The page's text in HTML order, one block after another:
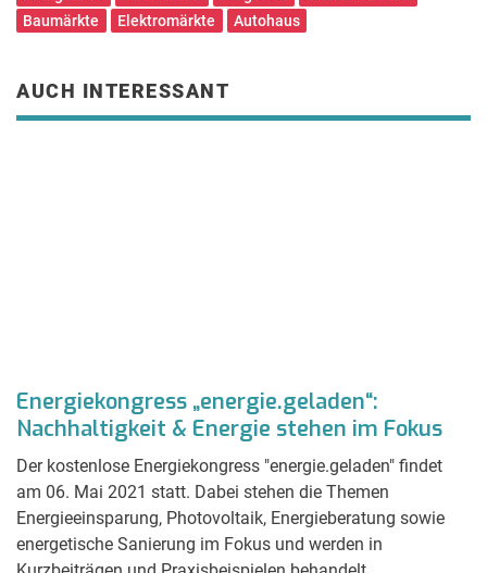
Baumärkte
Elektromärkte Autohaus
AUCH INTERESSANT
Energiekongress „energie.geladen“:
Nachhaltigkeit & Energie stehen im Fokus
Der kostenlose Energiekongress "energie.geladen" findet
am 06. Mai 2021 statt. Dabei stehen die Themen
Energieeinsparung, Photovoltaik, Energieberatung sowie
energetische Sanierung im Fokus und werden in